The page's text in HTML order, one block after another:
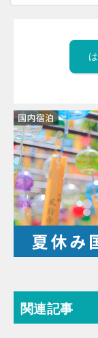
関連記事